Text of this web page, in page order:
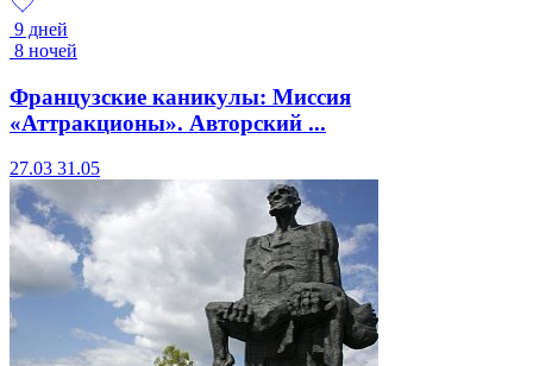
9 дней
8 ночей
Французские каникулы: Миссия
«Аттракционы». Авторский ...
27.03 31.05